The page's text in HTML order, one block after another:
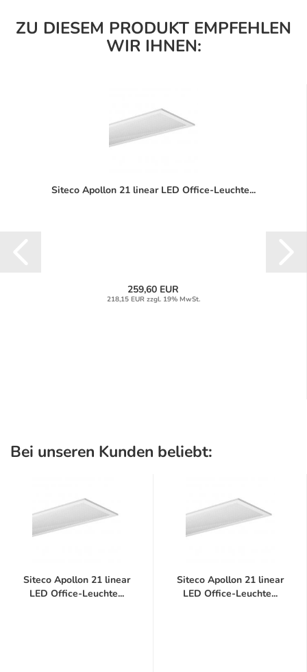
ZU DIESEM PRODUKT EMPFEHLEN
WIR IHNEN:
Siteco Apollon 21 linear LED Office-Leuchte...
259,60 EUR
218,15 EUR zzgl. 19% MwSt.
Bei unseren Kunden beliebt:
Siteco Apollon 21 linear
LED Office-Leuchte...
Siteco Apollon 21 linear
LED Office-Leuchte...